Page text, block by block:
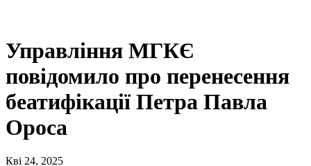
Управління МГКЄ
повідомило про перенесення
беатифікації Петра Павла
Ороса
Кві 24, 2025